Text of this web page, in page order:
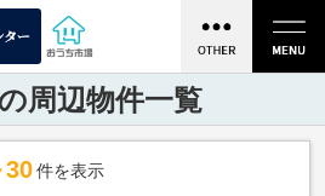
周辺物件一覧
30 件を表示